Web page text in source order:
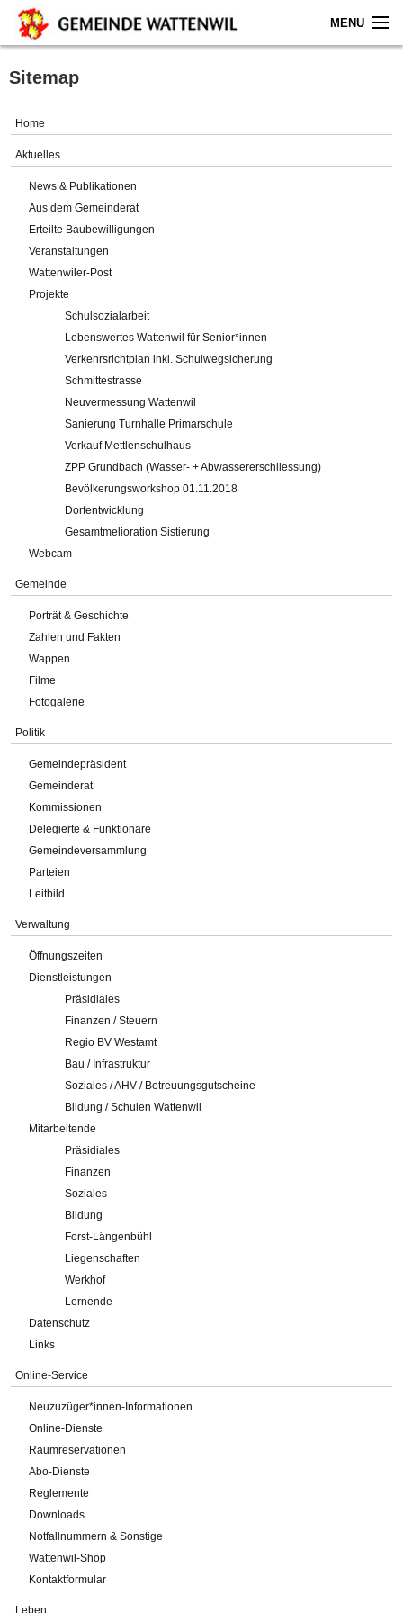
MENU
Home
Gemeinde
Verwaltung
Online-Service
Impressum
Sitemap
Home
Aktuelles
News & Publikationen
Aus dem Gemeinderat
Erteilte Baubewilligungen
Veranstaltungen
Wattenwiler-Post
Projekte
Schulsozialarbeit
Lebenswertes Wattenwil für Senior*innen
Verkehrsrichtplan inkl. Schulwegsicherung
Schmittestrasse
Neuvermessung Wattenwil
Sanierung Turnhalle Primarschule
Verkauf Mettlenschulhaus
ZPP Grundbach (Wasser- + Abwassererschliessung)
Bevölkerungsworkshop 01.11.2018
Dorfentwicklung
Gesamtmelioration Sistierung
Webcam
Gemeinde
Porträt & Geschichte
Zahlen und Fakten
Wappen
Filme
Fotogalerie
Politik
Gemeindepräsident
Gemeinderat
Kommissionen
Delegierte & Funktionäre
Gemeindeversammlung
Parteien
Leitbild
Verwaltung
Öffnungszeiten
Dienstleistungen
Präsidiales
Finanzen / Steuern
Regio BV Westamt
Bau / Infrastruktur
Soziales / AHV / Betreuungsgutscheine
Bildung / Schulen Wattenwil
Mitarbeitende
Präsidiales
Finanzen
Soziales
Bildung
Forst-Längenbühl
Liegenschaften
Werkhof
Lernende
Datenschutz
Links
Online-Service
Neuzuzüger*innen-Informationen
Online-Dienste
Raumreservationen
Abo-Dienste
Reglemente
Downloads
Notfallnummern & Sonstige
Wattenwil-Shop
Kontaktformular
Leben